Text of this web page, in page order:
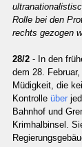
Rolle bei den
rechts gezogen
28/2 - In den
dem 28. Februar,
Müdigkeit, die
Kontrolle über
Bahnhof und
Krimhalbinsel.